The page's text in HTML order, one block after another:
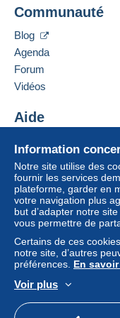
achats : A payer
Un paiement ne
paiement
vendeur à
entraîner des
Si les conditions
considérer
conditions de
que définies
les seules
Les achats
vendeur.
Garantie :
Droit de
l’acheteur.
21 RUE JEAN
10000
Ajouter ce
Information
Notre site utilise des
fournir les services
plateforme, garder en
votre navigation plus
but d’adapter notre
vous permettre de
Certains de ces
notre site, d’autres
préférences. En
Voir plus
Communauté
Blog
Agenda
Forum
Vidéos
Aide
Acheter sur Delcampe
Vendre sur Delcampe
Un site sécurisé